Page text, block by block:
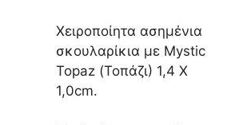
Χειροποίητα ασημένια
σκουλαρίκια με Mystic
Topaz (Τοπάζι) 1,4 Χ
1,0cm.